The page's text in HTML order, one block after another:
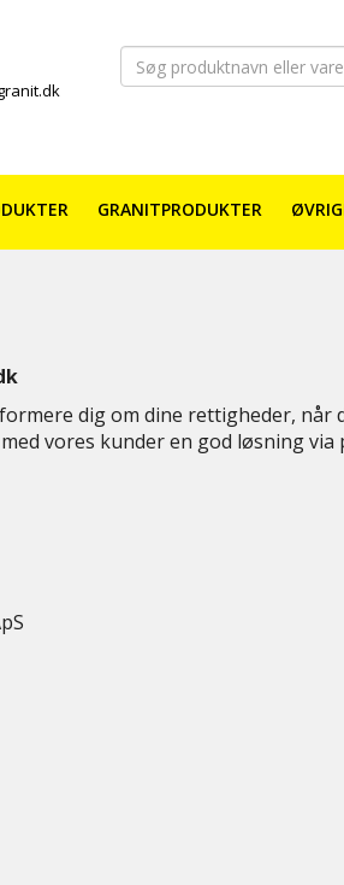
GRANITPRODUKTER
dig om dine rettigheder,
vores kunder en god løsning